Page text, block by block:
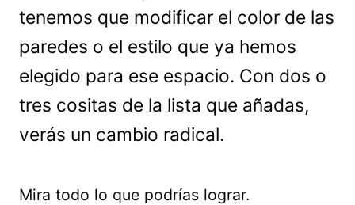
tenemos que modificar el color de las
paredes o el estilo que ya hemos
elegido para ese espacio. Con dos o
tres cositas de la lista que añadas,
verás un cambio radical.
Mira todo lo que podrías lograr.